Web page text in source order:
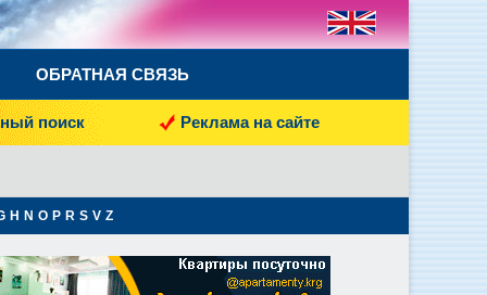
ОБРАТНАЯ СВЯЗЬ
поиск Реклама на сайте
H N O P R S V Z